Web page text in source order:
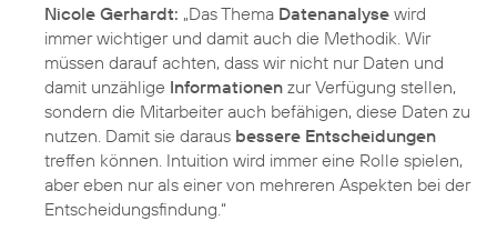
Nicole Gerhardt: „Das Thema Datenanalyse wird
immer wichtiger und damit auch die Methodik. Wir
müssen darauf achten, dass wir nicht nur Daten und
damit unzählige Informationen zur Verfügung stellen,
sondern die Mitarbeiter auch befähigen, diese Daten zu
nutzen. Damit sie daraus bessere Entscheidungen
treffen können. Intuition wird immer eine Rolle spielen,
aber eben nur als einer von mehreren Aspekten bei der
Entscheidungsfindung.“